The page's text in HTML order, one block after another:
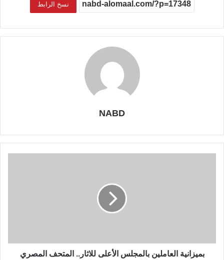
نسخ الرابط
NABD
بميزانية العاملين بالمجلس الأعلى للاثار.. المتحف المصري